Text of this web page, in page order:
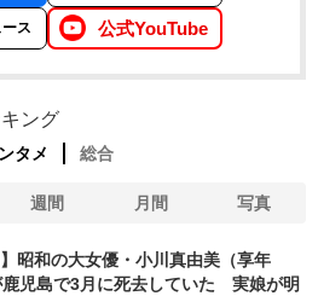
ス 公式YouTube
ング
タメ 総合
週間 月間 写真
】昭和の大女優・小川真由美（享年
児島で3月に死去していた 実娘が明